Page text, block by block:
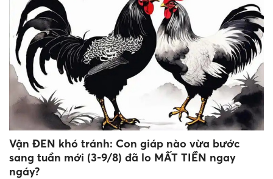
Vận ĐEN khó tránh: Con giáp nào vừa bước
sang tuần mới (3-9/8) đã lo MẤT TIỀN ngay
ngáy?